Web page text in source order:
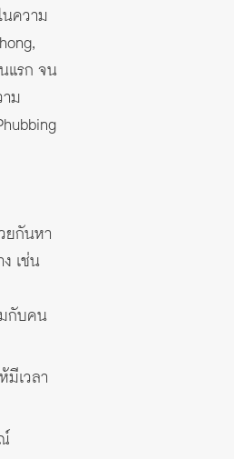
ความ
แรก จน
ม
ยกันหา
เช่น
มกับคน
มีเวลา